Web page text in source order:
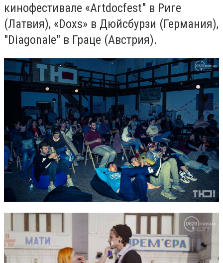
кинофестивале «Artdocfest" в Риге
(Латвия), «Doxs» в Дюйсбурзи (Германия),
"Diagonale" в Граце (Австрия).